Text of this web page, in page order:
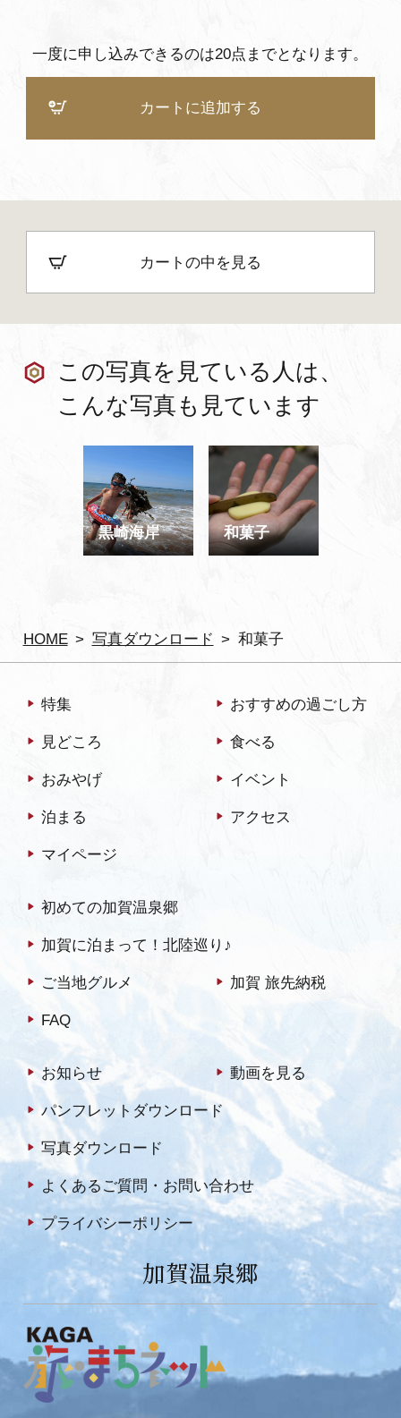
HOME 写真ダウンロード 和菓子
一度に申し込みできるのは20点までとなります。
カートに追加する
カートの中を見る
この写真を見ている人は、
こんな写真も見ています
黒崎海岸 和菓子
特集 おすすめの過ごし方
見どころ 食べる
おみやげ イベント
泊まる アクセス
マイページ
初めての加賀温泉郷
加賀に泊まって！北陸巡り♪
ご当地グルメ 加賀 旅先納税
FAQ
お知らせ 動画を見る
パンフレットダウンロード
写真ダウンロード
よくあるご質問・お問い合わせ
プライバシーポリシー
加賀温泉郷